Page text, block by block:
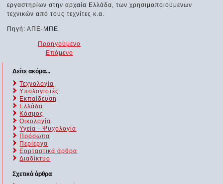
εργαστηρίων στην αρχαία Ελλάδα, των χρησιμοποιούμενων
τεχνικών από τους τεχνίτες κ.α.
Πηγή: ΑΠΕ-ΜΠΕ
Προηγούμενο
Επόμενο
Δείτε ακόμα...
Τεχνολογία
Υπολογιστές
Εκπαίδευση
Ελλάδα
Κόσμος
Οικολογία
Υγεία - Ψυχολογία
Πρόσωπα
Περίεργα
Εορταστικά άρθρα
Διαδίκτυο
Σχετικά άρθρα